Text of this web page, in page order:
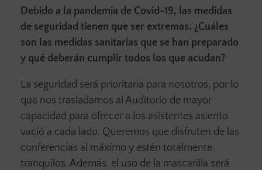
Debido a la pandemia de Covid-19, las medidas
de seguridad tienen que ser extremas. ¿Cuáles
son las medidas sanitarias que se han preparado
y qué deberán cumplir todos los que acudan?
La seguridad será prioritaria para nosotros, por lo
que nos trasladamos al Auditorio de mayor
capacidad para ofrecer a los asistentes asiento
vació a cada lado. Queremos que disfruten de las
conferencias al máximo y estén totalmente
tranquilos. Además, el uso de la mascarilla será